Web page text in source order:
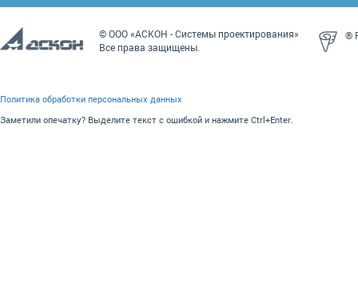
© ООО «АСКОН - Системы проектирования»
Все права защищены.
®
Политика обработки персональных данных
Заметили опечатку? Выделите текст с ошибкой и нажмите Ctrl+Enter.